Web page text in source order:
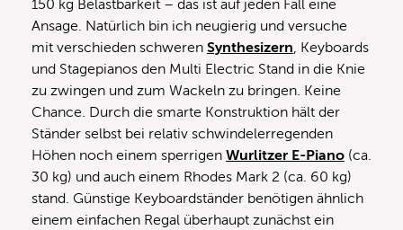
150 kg Belastbarkeit – das ist auf jeden Fall eine
Ansage. Natürlich bin ich neugierig und versuche
mit verschieden schweren Synthesizern, Keyboards
und Stagepianos den Multi Electric Stand in die Knie
zu zwingen und zum Wackeln zu bringen. Keine
Chance. Durch die smarte Konstruktion hält der
Ständer selbst bei relativ schwindelerregenden
Höhen noch einem sperrigen Wurlitzer E-Piano (ca.
30 kg) und auch einem Rhodes Mark 2 (ca. 60 kg)
stand. Günstige Keyboardständer benötigen ähnlich
einem einfachen Regal überhaupt zunächst ein